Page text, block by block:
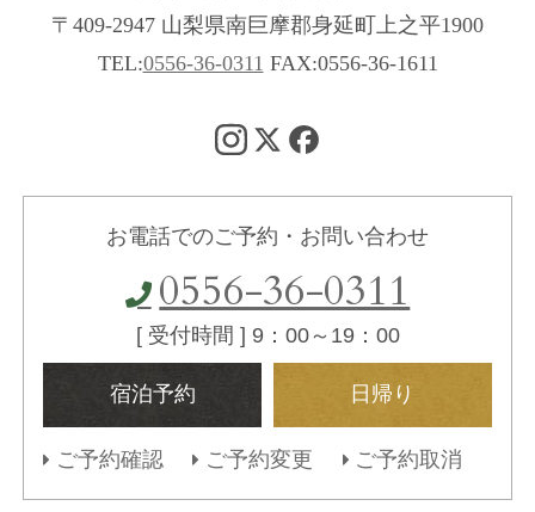
〒409-2947 山梨県南巨摩郡身延町上之平1900
TEL:0556-36-0311 FAX:0556-36-1611
お電話でのご予約・お問い合わせ
0556-36-0311
[ 受付時間 ] 9：00～19：00
宿泊予約 日帰り
ご予約確認 ご予約変更 ご予約取消